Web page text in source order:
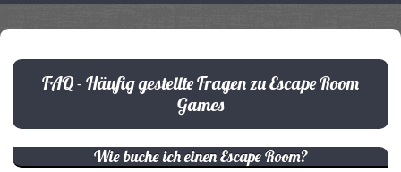
FAQ - Häufig gestellte Fragen zu Escape Room
Games
Wie buche ich einen Escape Room?